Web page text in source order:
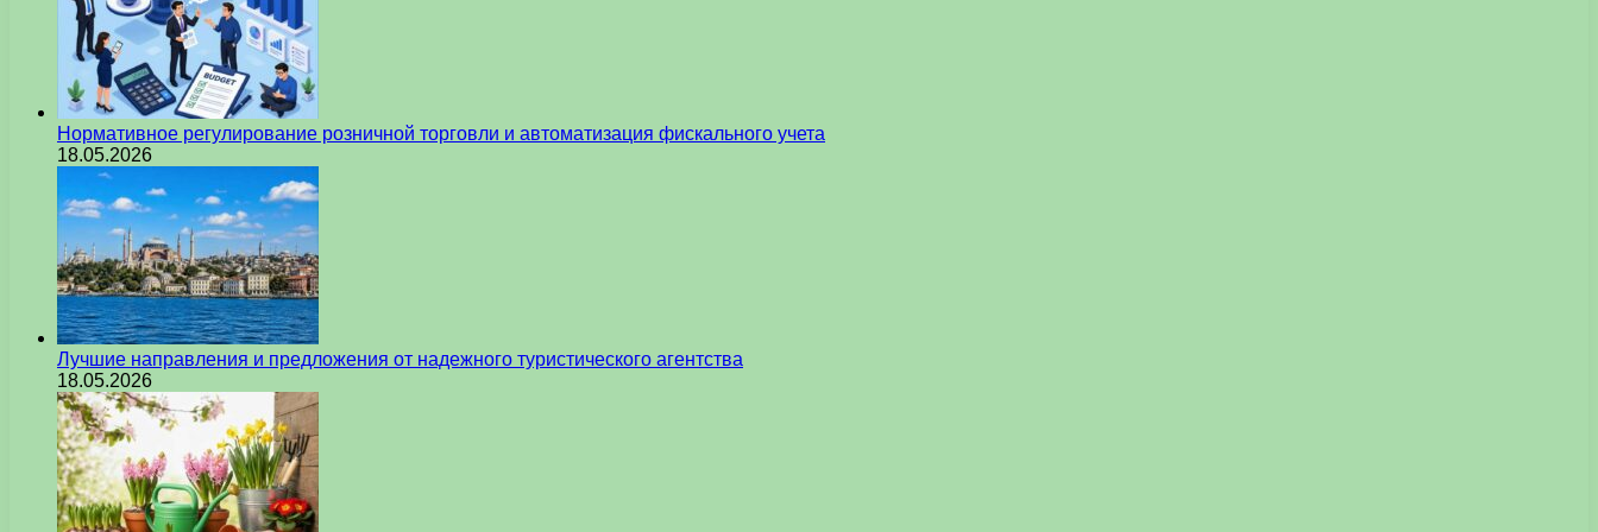
Нормативное регулирование розничной торговли и автоматизация фискального учета
18.05.2026
Лучшие направления и предложения от надежного туристического агентства
18.05.2026